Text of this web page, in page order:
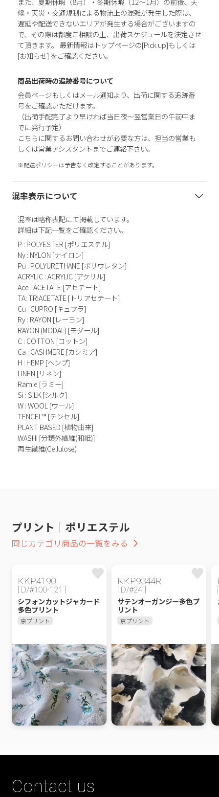
候・天災・交通規制による物流上の混雑が発生した際は、
遅延や配送できないエリアが発生する場合がございますの
で、その際は都度ご相談の上、出荷スケジュールを決定させ
て頂きます。 最新情報はトップページの[Pick up]もしくは
[お知らせ] をご確認ください。
商品出荷時の追跡番号について
会員ページもしくはメール通知より、出荷に関する追跡番
号をご確認いただけます。
（出荷手配完了より早ければ当日夜～翌営業日の午前中ま
でに発行予定）
こちらに関するお問い合わせが必要な方は、担当の営業も
しくは営業アシスタントまでご連絡下さい。
※配送ポリシーは予告なく改定することがあります。
混率表示について
混率は略称表記にて掲載しています。
詳細は下記一覧をご確認ください。
P : POLYESTER [ポリエステル]
Ny : NYLON [ナイロン]
Pu : POLYURETHANE [ポリウレタン]
ACRYLIC : ACRYLIC [アクリル]
Ace : ACETATE [アセテート]
TA: TRIACETATE [トリアセテート]
Cu : CUPRO [キュプラ]
Ry : RAYON [レーヨン]
RAYON (MODAL) [モダール]
C : COTTON [コットン]
Ca : CASHMERE [カシミア]
H : HEMP [ヘンプ]
LINEN [リネン]
Ramie [ラミー]
Si : SILK [シルク]
W : WOOL [ウール]
TENCEL™ [テンセル]
PLANT BASED [植物由来]
WASHI [分類外繊維(和紙)]
再生繊維(Cellulose)
プリント｜ポリエステル
同じカテゴリ商品の一覧をみる
KKP4190
[ D/#100-121 ]
シフォンカットジャカード
多色プリント
京プリント
KKP9344R
[ D/#24 ]
サテンオーガンジー多色プ
リント
京プリント
Contact us